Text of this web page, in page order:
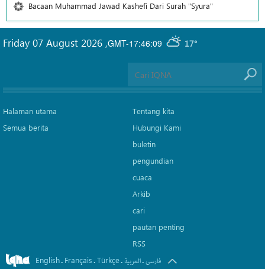
Bacaan Muhammad Jawad Kashefi Dari Surah "Syura"
GMT-17:46:09 17°
Friday 07 August 2026 ,
Halaman utama
Semua berita
Tentang kita
Hubungi Kami
buletin
pengundian
cuaca
Arkib
cari
pautan penting
RSS
English. Français.Türkçe. العربیة.فارسی